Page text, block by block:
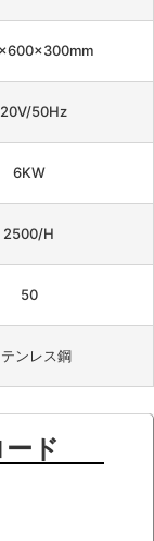
50Hz
6KW
2500/H
50
ンレス鋼
ド